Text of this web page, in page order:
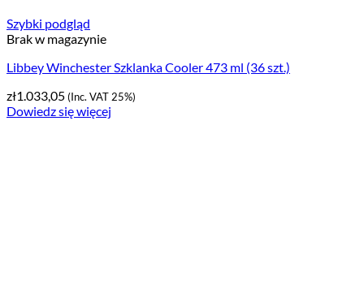
Szybki podgląd
Brak w magazynie
Libbey Winchester Szklanka Cooler 473 ml (36 szt.)
zł1.033,05(Inc. VAT 25%)
Dowiedz się więcej